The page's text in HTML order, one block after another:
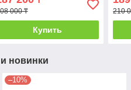
000 ₸
Купить
210
новинки
–10%